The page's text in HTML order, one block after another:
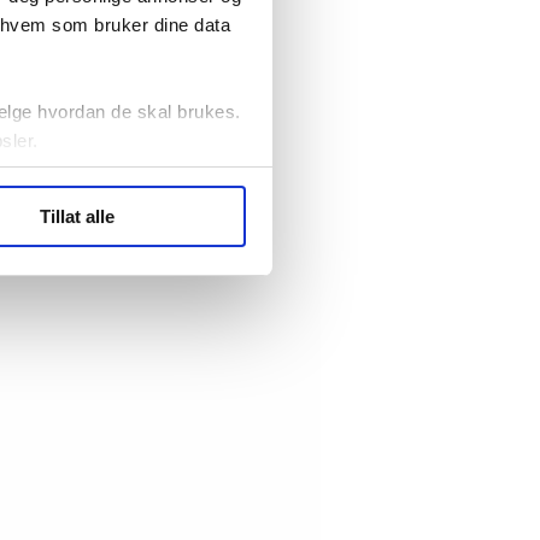
som bruker dine data
hvordan de skal brukes.
statistikk.
Tillat alle